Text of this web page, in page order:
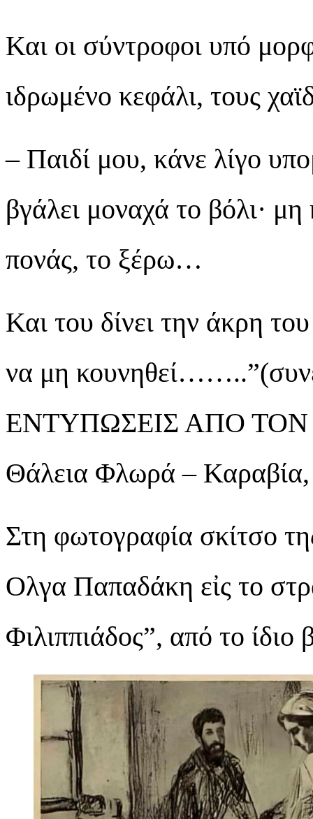
Και οι σύντροφοι υπό
ιδρωμένο κεφάλι, τους
– Παιδί μου, κάνε λίγο
βγάλει μοναχά το βόλι·
πονάς, το ξέρω…
Και του δίνει την άκρη
να μη
ΕΝΤΥΠΩΣΕΙΣ ΑΠΟ ΤΟΝ
Θάλεια Φλωρά –
Στη φωτογραφία σκίτσο
Ολγα Παπαδάκη εἰς το
Φιλιππιάδος”, από το ίδιο